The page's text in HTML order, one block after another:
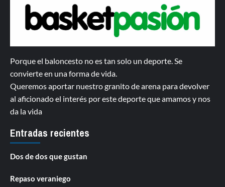
Porque el baloncesto no es tan solo un deporte. Se
convierte en una forma de vida.
Queremos aportar nuestro granito de arena para devolver
al aficionado el interés por este deporte que amamos y nos
da la vida
Entradas recientes
Dos de dos que gustan
Repaso veraniego